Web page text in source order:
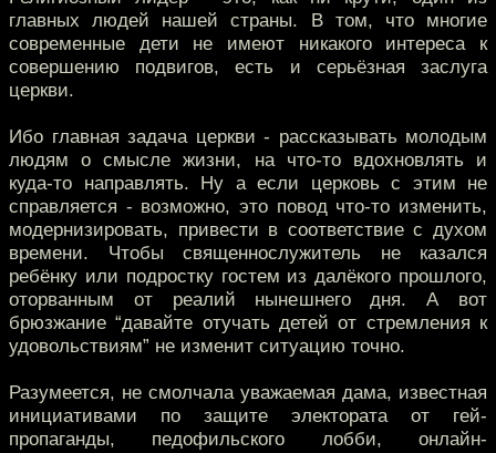
главных людей нашей страны. В том, что многие
современные дети не имеют никакого интереса к
совершению подвигов, есть и серьёзная заслуга
церкви.
Ибо главная задача церкви - рассказывать молодым
людям о смысле жизни, на что-то вдохновлять и
куда-то направлять. Ну а если церковь с этим не
справляется - возможно, это повод что-то изменить,
модернизировать, привести в соответствие с духом
времени. Чтобы священнослужитель не казался
ребёнку или подростку гостем из далёкого прошлого,
оторванным от реалий нынешнего дня. А вот
брюзжание “давайте отучать детей от стремления к
удовольствиям” не изменит ситуацию точно.
Разумеется, не смолчала уважаемая дама, известная
инициативами по защите электората от гей-
пропаганды, педофильского лобби, онлайн-